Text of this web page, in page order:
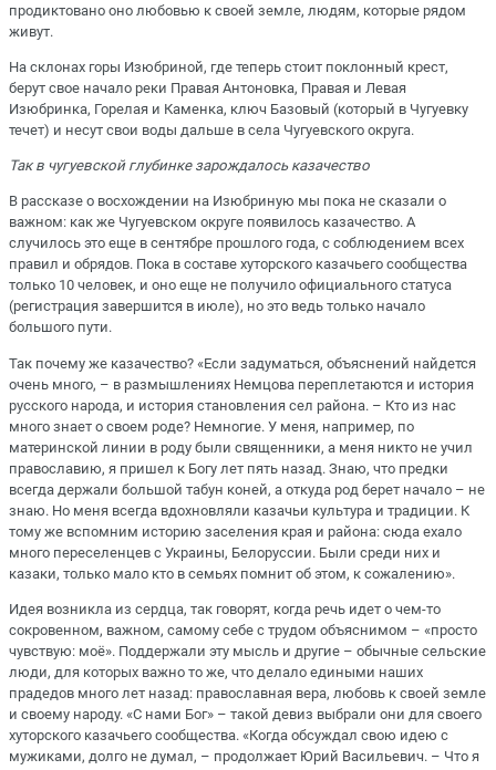
продиктовано оно любовью к своей земле, людям, которые рядом
живут.
На склонах горы Изюбриной, где теперь стоит поклонный крест,
берут свое начало реки Правая Антоновка, Правая и Левая
Изюбринка, Горелая и Каменка, ключ Базовый (который в Чугуевку
течет) и несут свои воды дальше в села Чугуевского округа.
Так в чугуевской глубинке зарождалось казачество
В рассказе о восхождении на Изюбриную мы пока не сказали о
важном: как же Чугуевском округе появилось казачество. А
случилось это еще в сентябре прошлого года, с соблюдением всех
правил и обрядов. Пока в составе хуторского казачьего сообщества
только 10 человек, и оно еще не получило официального статуса
(регистрация завершится в июле), но это ведь только начало
большого пути.
Так почему же казачество? «Если задуматься, объяснений найдется
очень много, – в размышлениях Немцова переплетаются и история
русского народа, и история становления сел района. – Кто из нас
много знает о своем роде? Немногие. У меня, например, по
материнской линии в роду были священники, а меня никто не учил
православию, я пришел к Богу лет пять назад. Знаю, что предки
всегда держали большой табун коней, а откуда род берет начало – не
знаю. Но меня всегда вдохновляли казачьи культура и традиции. К
тому же вспомним историю заселения края и района: сюда ехало
много переселенцев с Украины, Белоруссии. Были среди них и
казаки, только мало кто в семьях помнит об этом, к сожалению».
Идея возникла из сердца, так говорят, когда речь идет о чем-то
сокровенном, важном, самому себе с трудом объяснимом – «просто
чувствую: моё». Поддержали эту мысль и другие – обычные сельские
люди, для которых важно то же, что делало едиными наших
прадедов много лет назад: православная вера, любовь к своей земле
и своему народу. «С нами Бог» – такой девиз выбрали они для своего
хуторского казачьего сообщества. «Когда обсуждал свою идею с
мужиками, долго не думал, – продолжает Юрий Васильевич. – Что я